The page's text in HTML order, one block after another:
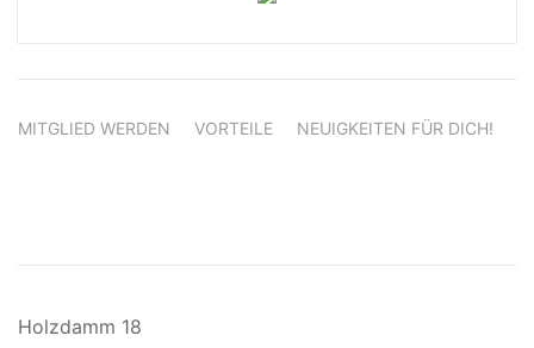
MITGLIED WERDEN VORTEILE NEUIGKEITEN FÜR DICH!
Holzdamm 18